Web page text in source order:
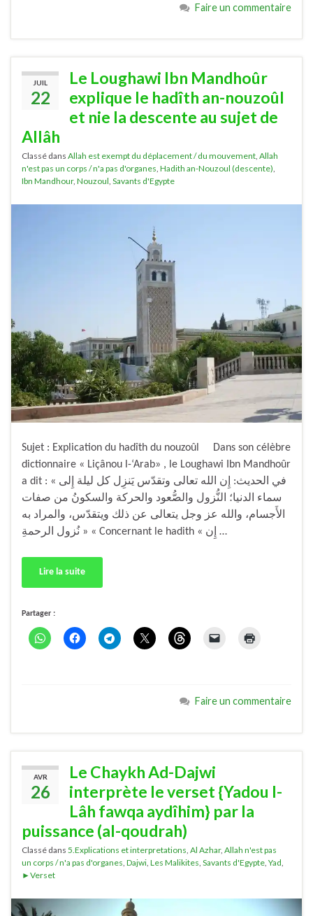
Faire un commentaire
JUIL
22
Le Loughawi Ibn Mandhoûr
explique le hadîth an-nouzoûl
et nie la descente au sujet de
Allâh
Classé dans Allah est exempt du déplacement / du mouvement, Allah
n'est pas un corps / n'a pas d'organes, Hadith an-Nouzoul (descente),
Ibn Mandhour, Nouzoul, Savants d'Egypte
Sujet : Explication du hadîth du nouzoûl Dans son célèbre
dictionnaire « Liçânou l-‘Arab» , le Loughawi Ibn Mandhoûr
a dit : « في الحديث: إِن الله تعالى وتقدّس يَنزِل كل ليلة إِلى
سماء الدنيا؛ النُّزول والصُّعود والحركة والسكونُ من صفات
الأَجسام، والله عز وجل يتعالى عن ذلك ويتقدّس، والمراد به
نُزول الرحمةِ » « Concernant le hadith « إِن …
Lire la suite
Partager :
Faire un commentaire
AVR
26
Le Chaykh Ad-Dajwi
interprète le verset {Yadou l-
Lâh fawqa aydîhim} par la
puissance (al-qoudrah)
Classé dans 5.Explications et interpretations Al Azhar, Allah n'est pas
un corps / n'a pas d'organes Dajwi Les Malikites Savants d'Egypte Yad
►Verset